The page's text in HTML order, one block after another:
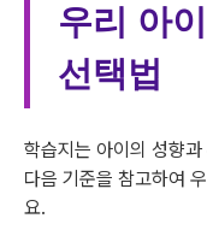
우리 아
선택법
학습지는 아이의 성향
다음 기준을 참고하여
요.